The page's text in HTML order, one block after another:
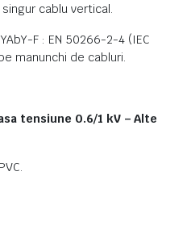
singur cablu vertical.
2-4 (IEC
manunchi de cabluri.
tensiune 0.6/1 kV – Alte